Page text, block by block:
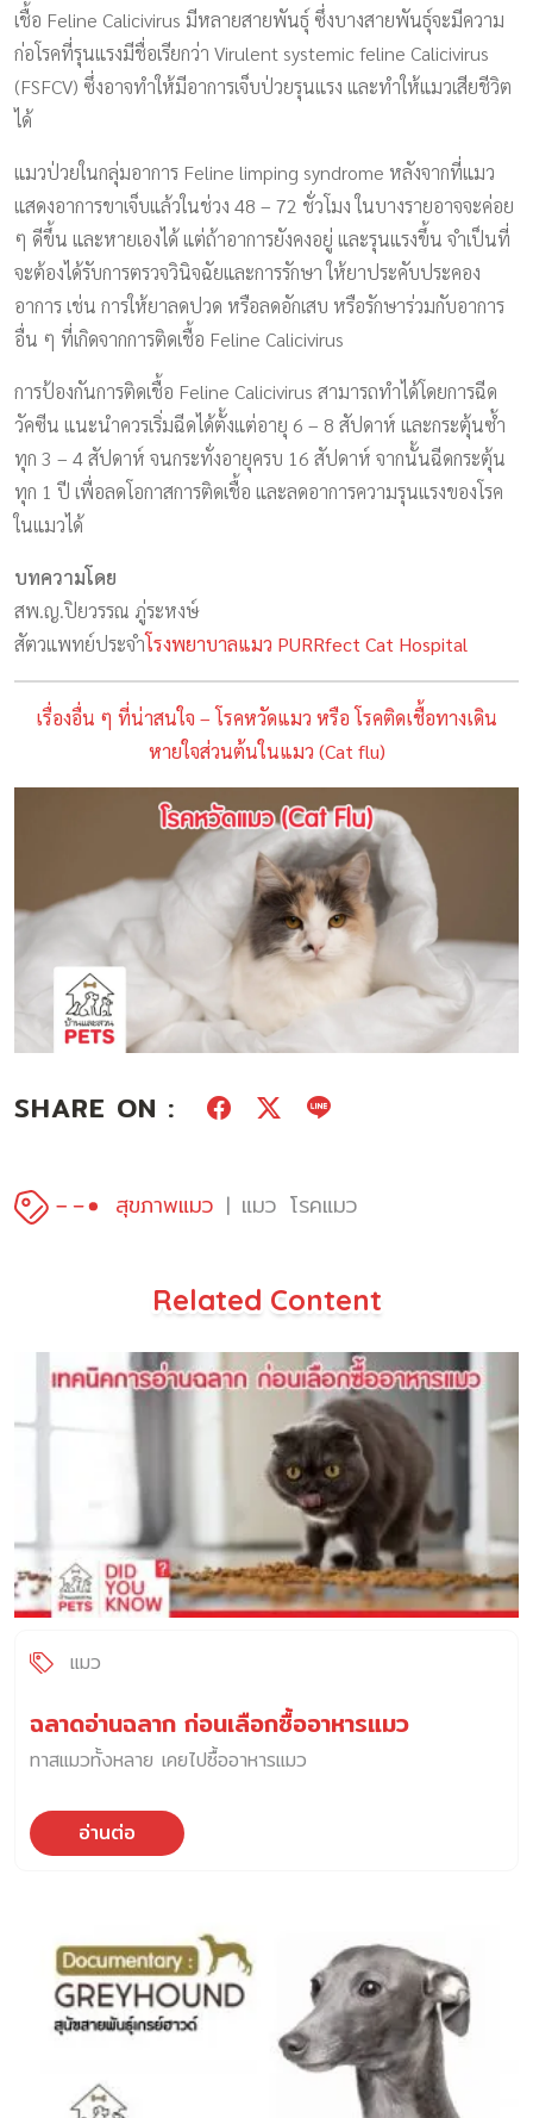
เชื้อ Feline Calicivirus มีหลายสายพันธุ์ ซึ่งบางสายพันธุ์จะมีความ
ก่อโรคที่รุนแรงมีชื่อเรียกว่า Virulent systemic feline Calicivirus
(FSFCV) ซึ่งอาจทำให้มีอาการเจ็บป่วยรุนแรง และทำให้แมวเสียชีวิต
ได้
แมวป่วยในกลุ่มอาการ Feline limping syndrome หลังจากที่แมว
แสดงอาการขาเจ็บแล้วในช่วง 48 – 72 ชั่วโมง ในบางรายอาจจะค่อย
ๆ ดีขึ้น และหายเองได้ แต่ถ้าอาการยังคงอยู่ และรุนแรงขึ้น จำเป็นที่
จะต้องได้รับการตรวจวินิจฉัยและการรักษา ให้ยาประคับประคอง
อาการ เช่น การให้ยาลดปวด หรือลดอักเสบ หรือรักษาร่วมกับอาการ
อื่น ๆ ที่เกิดจากการติดเชื้อ Feline Calicivirus
การป้องกันการติดเชื้อ Feline Calicivirus สามารถทำได้โดยการฉีด
วัคซีน แนะนำควรเริ่มฉีดได้ตั้งแต่อายุ 6 – 8 สัปดาห์ และกระตุ้นซ้ำ
ทุก 3 – 4 สัปดาห์ จนกระทั่งอายุครบ 16 สัปดาห์ จากนั้นฉีดกระตุ้น
ทุก 1 ปี เพื่อลดโอกาสการติดเชื้อ และลดอาการความรุนแรงของโรค
ในแมวได้
บทความโดย
สพ.ญ.ปิยวรรณ ภู่ระหงษ์
สัตวแพทย์ประจำโรงพยาบาลแมว PURRfect Cat Hospital
เรื่องอื่น ๆ ที่น่าสนใจ – โรคหวัดแมว หรือ โรคติดเชื้อทางเดิน
หายใจส่วนต้นในแมว (Cat flu)
SHARE ON :
สุขภาพแมว แมว โรคแมว
Related Content
แมว
ฉลาดอ่านฉลาก ก่อนเลือกซื้ออาหารแมว
ทาสแมวทั้งหลาย เคยไปซื้ออาหารแมว
อ่านต่อ